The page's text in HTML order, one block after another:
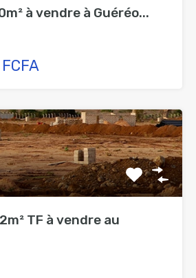
à vendre à Guéréo...
TF à vendre au